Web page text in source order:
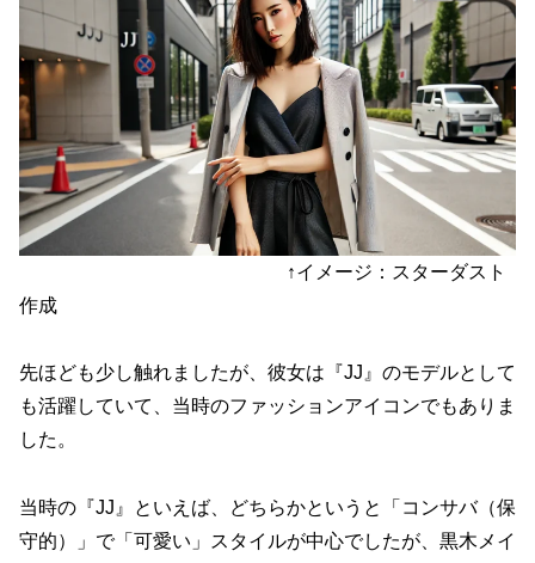
↑イメージ：スターダスト
作成
先ほども少し触れましたが、彼女は『JJ』のモデルとして
も活躍していて、当時のファッションアイコンでもありま
した。
当時の『JJ』といえば、どちらかというと「コンサバ（保
守的）」で「可愛い」スタイルが中心でしたが、黒木メイ